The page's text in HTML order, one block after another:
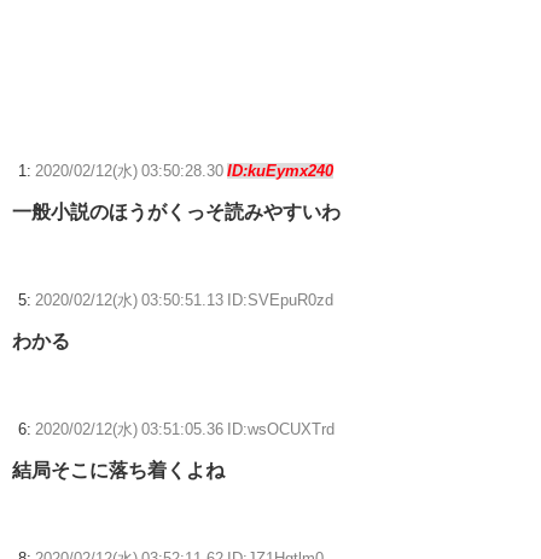
【ウマ娘】見た目に反してシナリオが激重だったウマ娘、貼る。
【競馬】G1・2勝 アスコリピチェーノが引退 繁殖入りへ
Powered by livedoor 相互RSS
1: 2020/02/12(水) 03:50:28.30 ID:kuEymx240
一般小説のほうがくっそ読みやすいわ
5: 2020/02/12(水) 03:50:51.13 ID:SVEpuR0zd
わかる
6: 2020/02/12(水) 03:51:05.36 ID:wsOCUXTrd
結局そこに落ち着くよね